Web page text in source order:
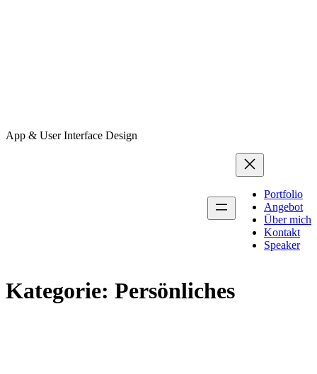
App & User Interface Design
Portfolio
Angebot
Über mich
Kontakt
Speaker
Kategorie: Persönliches